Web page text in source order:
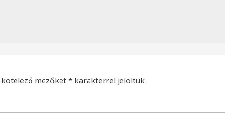
kötelező mezőket* karakterrel jelöltük